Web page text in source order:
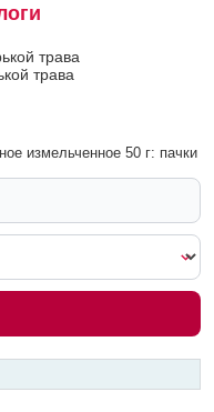
трава
трава
измельченное 50 г: пачки